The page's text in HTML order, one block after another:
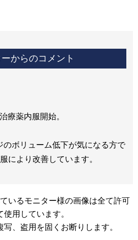
ーからのコメント
療薬内服開始。
のボリューム低下が気になる方で
により改善しています。
いるモニター様の画像は全て許可
使用しています。
、盗用を固くお断りします。